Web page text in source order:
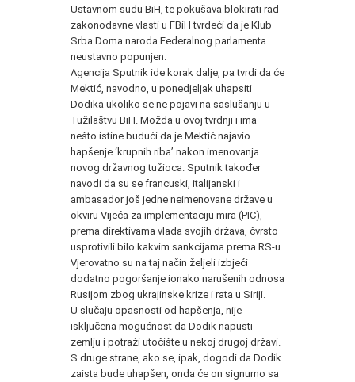
Ustavnom sudu BiH, te pokušava blokirati rad
zakonodavne vlasti u FBiH tvrdeći da je Klub
Srba Doma naroda Federalnog parlamenta
neustavno popunjen.
Agencija Sputnik ide korak dalje, pa tvrdi da će
Mektić, navodno, u ponedjeljak uhapsiti
Dodika ukoliko se ne pojavi na saslušanju u
Tužilaštvu BiH. Možda u ovoj tvrdnji i ima
nešto istine budući da je Mektić najavio
hapšenje ‘krupnih riba’ nakon imenovanja
novog državnog tužioca. Sputnik također
navodi da su se francuski, italijanski i
ambasador još jedne neimenovane države u
okviru Vijeća za implementaciju mira (PIC),
prema direktivama vlada svojih država, čvrsto
usprotivili bilo kakvim sankcijama prema RS-u.
Vjerovatno su na taj način željeli izbjeći
dodatno pogoršanje ionako narušenih odnosa
Rusijom zbog ukrajinske krize i rata u Siriji.
U slučaju opasnosti od hapšenja, nije
isključena mogućnost da Dodik napusti
zemlju i potraži utočište u nekoj drugoj državi.
S druge strane, ako se, ipak, dogodi da Dodik
zaista bude uhapšen, onda će on signurno sa